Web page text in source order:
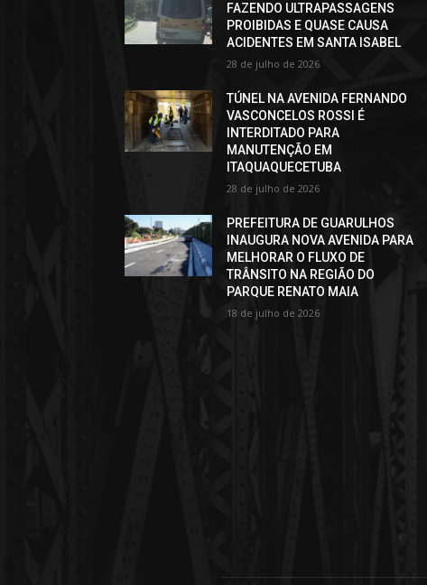
FAZENDO ULTRAPASSAGENS
PROIBIDAS E QUASE CAUSA
ACIDENTES EM SANTA ISABEL
28 de julho de 2026
TÚNEL NA AVENIDA FERNANDO
VASCONCELOS ROSSI É
INTERDITADO PARA
MANUTENÇÃO EM
ITAQUAQUECETUBA
28 de julho de 2026
PREFEITURA DE GUARULHOS
INAUGURA NOVA AVENIDA PARA
MELHORAR O FLUXO DE
TRÂNSITO NA REGIÃO DO
PARQUE RENATO MAIA
18 de julho de 2026